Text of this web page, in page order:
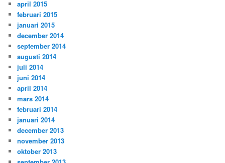
april 2015
februari 2015
januari 2015
december 2014
september 2014
augusti 2014
juli 2014
juni 2014
april 2014
mars 2014
februari 2014
januari 2014
december 2013
november 2013
oktober 2013